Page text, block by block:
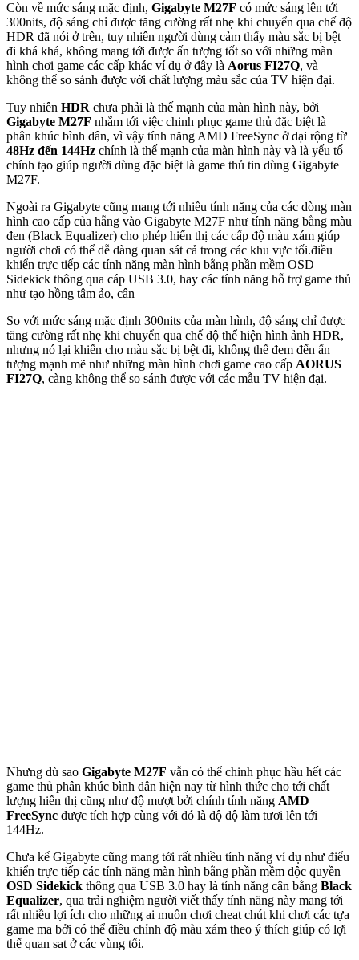
Còn về mức sáng mặc định, Gigabyte M27F có mức sáng lên tới
300nits, độ sáng chỉ được tăng cường rất nhẹ khi chuyển qua chế độ
HDR đã nói ở trên, tuy nhiên người dùng cảm thấy màu sắc bị bệt
đi khá khá, không mang tới được ấn tượng tốt so với những màn
hình chơi game các cấp khác ví dụ ở đây là Aorus FI27Q, và
không thể so sánh được với chất lượng màu sắc của TV hiện đại.
Tuy nhiên HDR chưa phải là thế mạnh của màn hình này, bởi
Gigabyte M27F nhắm tới việc chinh phục game thủ đặc biệt là
phân khúc bình dân, vì vậy tính năng AMD FreeSync ở dại rộng từ
48Hz đến 144Hz chính là thế mạnh của màn hình này và là yếu tố
chính tạo giúp người dùng đặc biệt là game thủ tin dùng Gigabyte
M27F.
Ngoài ra Gigabyte cũng mang tới nhiều tính năng của các dòng màn
hình cao cấp của hẵng vào Gigabyte M27F như tính năng bằng màu
đen (Black Equalizer) cho phép hiển thị các cấp độ màu xám giúp
người chơi có thể dễ dàng quan sát cả trong các khu vực tối.điều
khiển trực tiếp các tính năng màn hình bằng phần mềm OSD
Sidekick thông qua cáp USB 3.0, hay các tính năng hỗ trợ game thủ
như tạo hồng tâm ảo, cân
So với mức sáng mặc định 300nits của màn hình, độ sáng chỉ được
tăng cường rất nhẹ khi chuyển qua chế độ thể hiện hình ảnh HDR,
nhưng nó lại khiến cho màu sắc bị bệt đi, không thể đem đến ấn
tượng mạnh mẽ như những màn hình chơi game cao cấp AORUS
FI27Q, càng không thể so sánh được với các mẫu TV hiện đại.
Nhưng dù sao Gigabyte M27F vẫn có thể chinh phục hầu hết các
game thủ phân khúc bình dân hiện nay từ hình thức cho tới chất
lượng hiển thị cũng như độ mượt bởi chính tính năng AMD
FreeSync được tích hợp cùng với đó là độ độ làm tươi lên tới
144Hz.
Chưa kể Gigabyte cũng mang tới rất nhiều tính năng ví dụ như điểu
khiển trực tiếp các tính năng màn hình bằng phần mềm độc quyền
OSD Sidekick thông qua USB 3.0 hay là tính năng cân bằng Black
Equalizer, qua trải nghiệm người viết thấy tính năng này mang tới
rất nhiều lợi ích cho những ai muốn chơi cheat chút khi chơi các tựa
game ma bởi có thể điều chỉnh độ màu xám theo ý thích giúp có lợi
thế quan sat ở các vùng tối.